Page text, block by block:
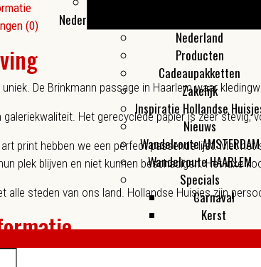
Nederland
Nederland
Producten
Cadeaupakketten
Zakelijk
Inspiratie Hollandse
Nieuws
Wandelroute AMSTERDAM
Wandelroute HAARLEM
Specials
Carnaval
Kerst
(0)
De Brinkmann passage in Haarlem waar
galeriekwaliteit. Het gerecyclede papier is zeer stevig,
print hebben we een perfect passende lijst. Met het
plek blijven en niet kunnen beschadigen. Het luxe
alle steden van ons land. Hollandse Huisjes zijn